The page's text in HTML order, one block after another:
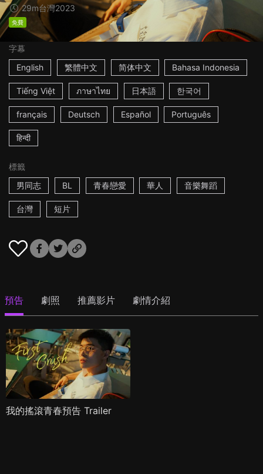
29m台灣2023
免費
字幕
English
繁體中文 简体中文 Bahasa Indonesia
Tiếng Việt ภาษาไทย 日本語 한국어
français Deutsch Español Português
हिन्दी
標籤
男同志
BL 青春戀愛 華人 音樂舞蹈
台灣 短片
預告 劇照 推薦影片 劇情介紹
我的搖滾青春預告 Trailer